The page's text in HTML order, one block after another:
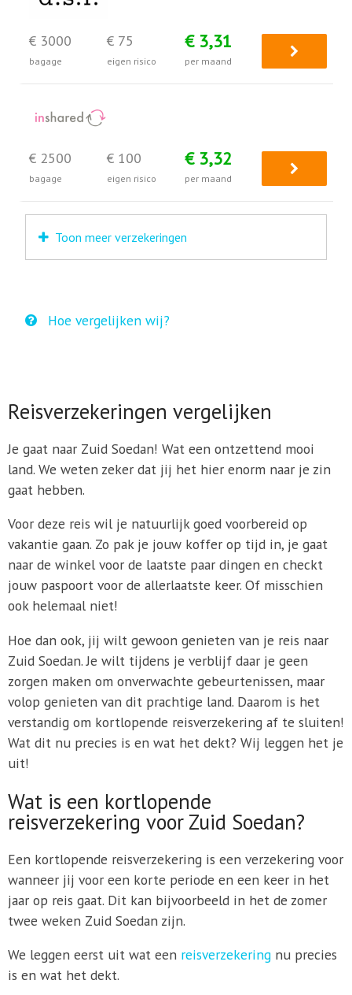
€ 3000
bagage
€ 75
eigen risico
€ 3,31
per maand
€ 2500
bagage
€ 100
eigen risico
€ 3,32
per maand
Toon meer verzekeringen
Hoe vergelijken wij?
Reisverzekeringen vergelijken
Je gaat naar Zuid Soedan! Wat een ontzettend mooi
land. We weten zeker dat jij het hier enorm naar je zin
gaat hebben.
Voor deze reis wil je natuurlijk goed voorbereid op
vakantie gaan. Zo pak je jouw koffer op tijd in, je gaat
naar de winkel voor de laatste paar dingen en checkt
jouw paspoort voor de allerlaatste keer. Of misschien
ook helemaal niet!
Hoe dan ook, jij wilt gewoon genieten van je reis naar
Zuid Soedan. Je wilt tijdens je verblijf daar je geen
zorgen maken om onverwachte gebeurtenissen, maar
volop genieten van dit prachtige land. Daarom is het
verstandig om kortlopende reisverzekering af te sluiten!
Wat dit nu precies is en wat het dekt? Wij leggen het je
uit!
Wat is een kortlopende
reisverzekering voor Zuid Soedan?
Een kortlopende reisverzekering is een verzekering voor
wanneer jij voor een korte periode en een keer in het
jaar op reis gaat. Dit kan bijvoorbeeld in het de zomer
twee weken Zuid Soedan zijn.
We leggen eerst uit wat een reisverzekeringnu precies
is en wat het dekt.